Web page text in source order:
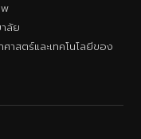
พ
ลัย
าสตร์และเทคโนโลยีของ